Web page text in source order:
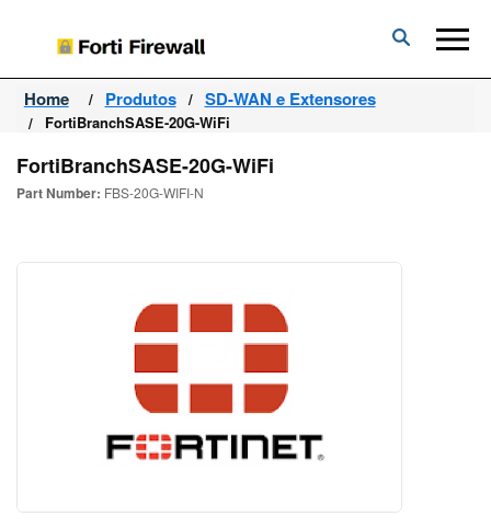
Forti
Firewall
Home Produtos SD-WAN e Extensores
FortiBranchSASE-20G-WiFi
FortiBranchSASE-20G-WiFi
Part Number: FBS-20G-WIFI-N